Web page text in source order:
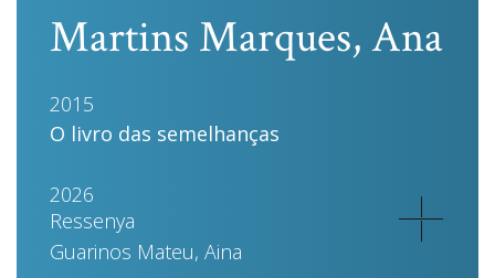
Martins Marques, Ana
2015
O livro das semelhanças
2026
Ressenya
Guarinos Mateu, Aina